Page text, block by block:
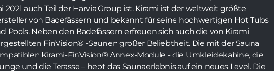
2021 auch Teil der Harvia Group ist. Kirami ist der weltweit größte
von Badefässern und bekannt für seine hochwertigen Hot Tubs
Pools. Neben den Badefässern erfreuen sich auch die von Kirami
FinVision® -Saunen großer Beliebtheit. Die mit der Sauna
Kirami-FinVision® Annex-Module - die Umkleidekabine, die
und die Terasse – hebt das Saunaerlebnis auf ein neues Level. Die